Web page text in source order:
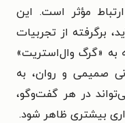
مؤثر است. این
برگرفته از تجربیات
به «گرگ وال‌استریت»
صمیمی و روان، به
در هر گفت‌وگو،
بیشتری ظاهر شود.